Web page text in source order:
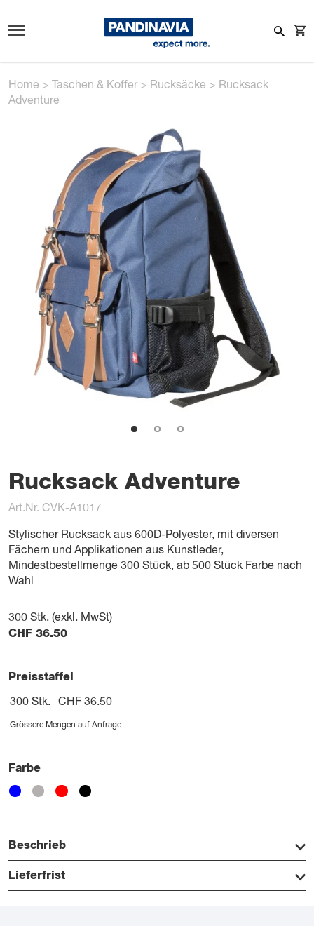
Home > Taschen & Koffer> Rucksäcke > Rucksack
Adventure
Rucksack Adventure
Art.Nr. CVK-A1017
Stylischer Rucksack aus 600D-Polyester, mit diversen
Fächern und Applikationen aus Kunstleder,
Mindestbestellmenge 300 Stück, ab 500 Stück Farbe nach
Wahl
300 Stk. (exkl. MwSt)
CHF 36.50
Preisstaffel
300 Stk. CHF 36.50
Grössere Mengen auf Anfrage
Farbe
Beschrieb
Lieferfrist